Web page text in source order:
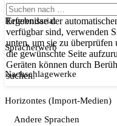
Suchen
nach …
Ergebnisse der
verfügbar sind, verwenden
unten, um sie zu überprüfen
die gewünschte Seite
Geräten können durch
suchen.
Referendariat
Spracherwerb
Nachschlagewerke
Horizontes (Import-Medien)
Andere Sprachen